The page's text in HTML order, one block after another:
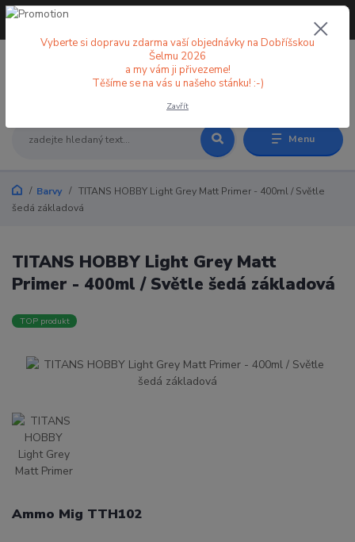
Menu
+420 773 998 582
Barvy
TITANS HOBBY Light Grey Matt Primer - 400ml / Světle
šedá základová
TITANS HOBBY Light Grey Matt
Primer - 400ml / Světle šedá základová
TOP produkt
Ammo Mig TTH102
Vyberte si dopravu zdarma vaší objednávky na Dobříšskou
Šelmu 2026
a my vám ji přivezeme!
Těšíme se na vás u našeho stánku! :-)
Zavřít